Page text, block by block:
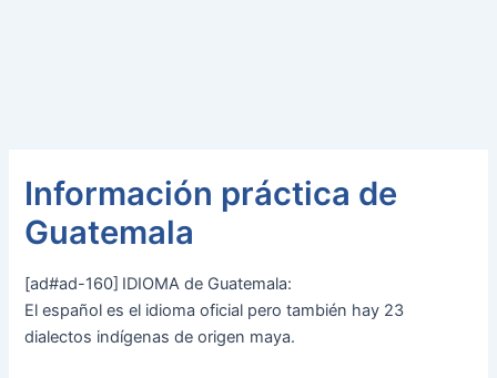
Información práctica de
Guatemala
[ad#ad-160] IDIOMA de Guatemala:
El español es el idioma oficial pero también hay 23
dialectos indígenas de origen maya.